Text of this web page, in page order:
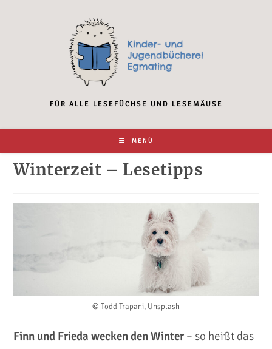
FÜR ALLE LESEFÜCHSE UND LESEMÄUSE
MENÜ
Winterzeit – Lesetipps
© Todd Trapani, Unsplash
Finn und Frieda wecken den Winter – so heißt das